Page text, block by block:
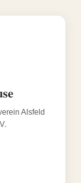
Alsfeld